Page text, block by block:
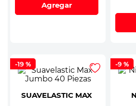
Agregar
-19 %
SUAVELASTIC MAX
-9 %